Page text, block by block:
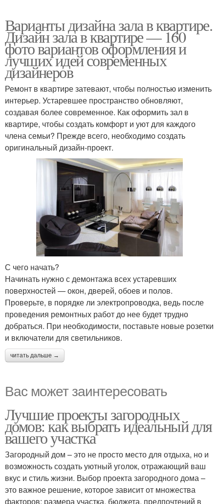
Варианты дизайна зала в квартире.
Дизайн зала в квартире — 160
фото вариантов оформления и
лучших идей современных
дизайнеров
Ремонт в квартире затевают, чтобы полностью изменить
интерьер. Устаревшее пространство обновляют,
создавая более современное. Как оформить зал в
квартире, чтобы создать комфорт и уют для каждого
члена семьи? Прежде всего, необходимо создать
оригинальный дизайн-проект.
С чего начать?
Начинать нужно с демонтажа всех устаревших
поверхностей — окон, дверей, обоев и полов.
Проверьте, в порядке ли электропроводка, ведь после
проведения ремонтных работ до нее будет трудно
добраться. При необходимости, поставьте новые розетки
и включатели для светильников.
читать дальше →
Вас может заинтересовать
Лучшие проекты загородных
домов: как выбрать идеальный для
вашего участка
Загородный дом – это не просто место для отдыха, но и
возможность создать уютный уголок, отражающий ваш
вкус и стиль жизни. Выбор проекта загородного дома –
это важное решение, которое зависит от множества
факторов: размера участка, бюджета, предпочтений в